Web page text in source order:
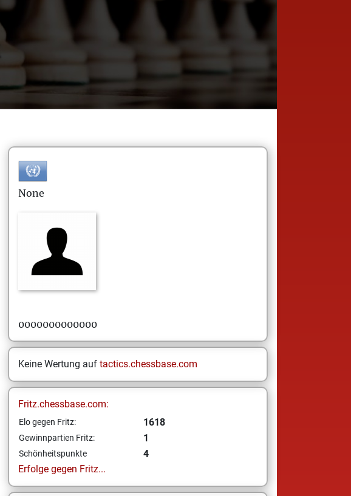
None
0000000000000
Keine Wertung auf tactics.chessbase.com
Fritz.chessbase.com:
Elo gegen Fritz: 1618
Gewinnpartien Fritz: 1
Schönheitspunkte
4
Erfolge gegen Fritz...